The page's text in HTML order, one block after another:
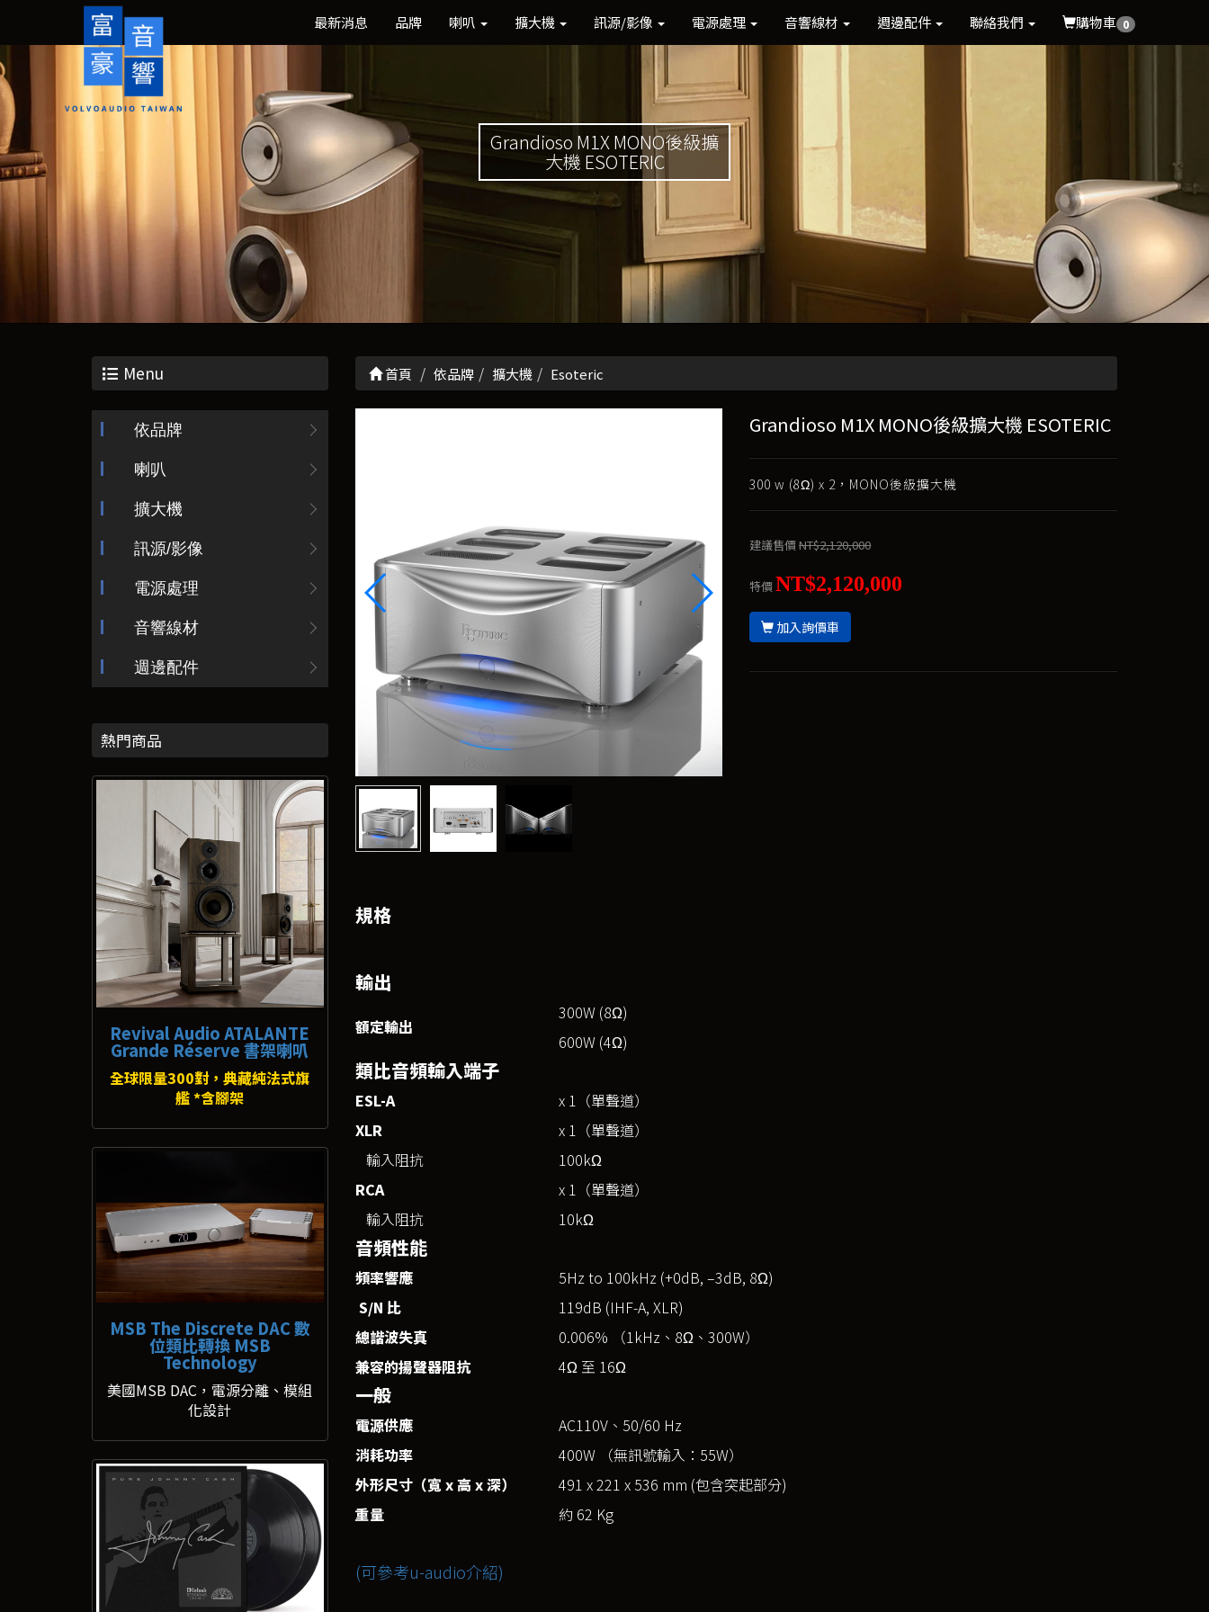
最新消息 品牌 喇叭 擴大機 訊源/影像 電源處理 音響線材 週邊配件 聯絡我們 購物車 0
Grandioso M1X MONO後級擴
大機 ESOTERIC
Menu
依品牌
喇叭
擴大機
訊源/影像
電源處理
音響線材
週邊配件
熱門商品
Revival Audio ATALANTE
Grande Réserve 書架喇叭
全球限量300對，典藏純法式旗
艦 *含腳架
MSB The Discrete DAC 數
位類比轉換 MSB
Technology
美國MSB DAC，電源分離、模組
化設計
首頁 依品牌 擴大機 Esoteric
Grandioso M1X MONO後級擴大機 ESOTERIC
300 w (8Ω) x 2，MONO後級擴大機
建議售價NT$2,120,000
特價NT$2,120,000
加入詢價車
規格
輸出
額定輸出
300W (8Ω)
600W (4Ω)
類比音頻輸入端子
ESL-A
x 1（單聲道）
XLR
x 1（單聲道）
輸入阻抗
100kΩ
RCA
x 1（單聲道）
輸入阻抗
10kΩ
音頻性能
頻率響應
5Hz to 100kHz (+0dB, –3dB, 8Ω)
S/N 比
119dB (IHF-A, XLR)
總諧波失真
0.006% （1kHz、8Ω、300W）
兼容的揚聲器阻抗
4Ω 至 16Ω
一般
電源供應
AC110V、50/60 Hz
消耗功率
400W （無訊號輸入：55W）
外形尺寸（寬 x 高 x 深）
491 x 221 x 536 mm (包含突起部分)
重量
約 62 Kg
(可參考u-audio介紹)